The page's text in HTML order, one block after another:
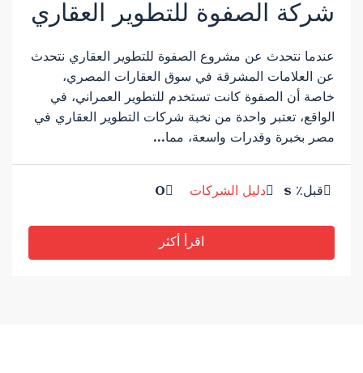
شركة الصفوة للتطوير العقاري
عندما نتحدث عن مشروع الصفوة للتطوير العقاري نتحدث
عن العلامات المشرقة في سوق العقارات المصري،
خاصة أن الصفوة كانت تستخدم للتطوير العمراني، في
الواقع، تعتبر واحدة من نخبة شركات التطوير العقاري في
مصر بخبرة وقدرات واسعة، مما...
قبل٪ s دليل الشركات 0
اقرأ أكثر